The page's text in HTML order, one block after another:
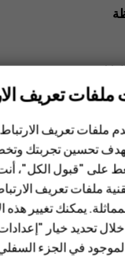
.
ملفات تعريف
ملفات تعريف
بهدف تحسين تجربتك
على "قبول الكل"،
ملفات تعريف
يمكنك تغيير
تحديد خيار
الموجود في الجزء